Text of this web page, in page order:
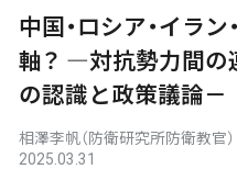
中国・ロシア・イラ
軸？ ―対抗勢力間の
の認識と政策議論－
相澤李帆（防衛研究所防衛教官）
2025.03.31